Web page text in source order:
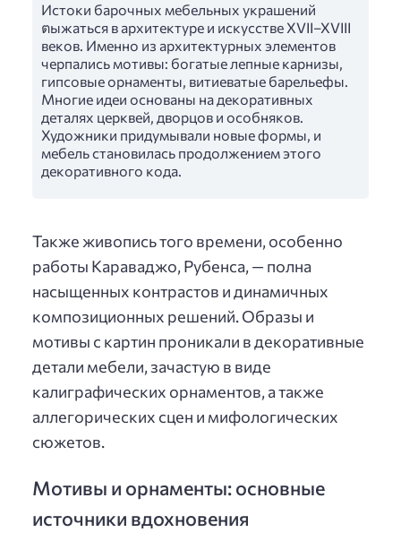
Истоки барочных мебельных украшений
ตыжаться в архитектуре и искусстве XVII–XVIII
веков. Именно из архитектурных элементов
черпались мотивы: богатые лепные карнизы,
гипсовые орнаменты, витиеватые барельефы.
Многие идеи основаны на декоративных
деталях церквей, дворцов и особняков.
Художники придумывали новые формы, и
мебель становилась продолжением этого
декоративного кода.
Также живопись того времени, особенно
работы Караваджо, Рубенса, — полна
насыщенных контрастов и динамичных
композиционных решений. Образы и
мотивы с картин проникали в декоративные
детали мебели, зачастую в виде
калиграфических орнаментов, а также
аллегорических сцен и мифологических
сюжетов.
Мотивы и орнаменты: основные
источники вдохновения